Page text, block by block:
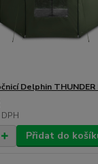
Delphin
Přidat do